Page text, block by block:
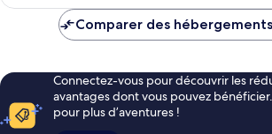
Comparer des
Connectez-vous pour découvrir les
avantages dont vous pouvez
pour plus d’aventures !